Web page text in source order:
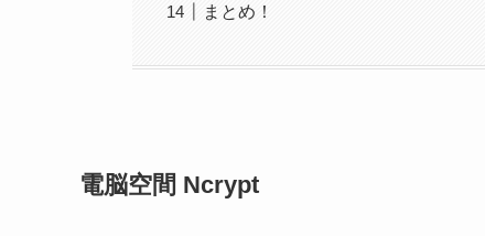
まとめ！
電脳空間 Ncrypt